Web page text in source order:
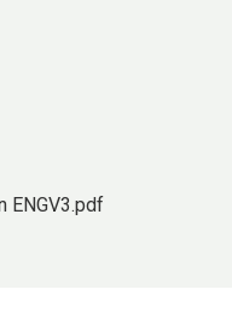
ENGV3.pdf